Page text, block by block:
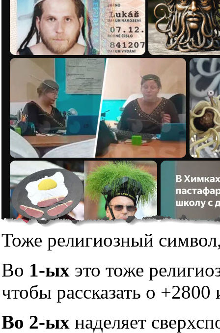
Тоже религиозный
Во 1-ых это тоже
чтобы рассказать о +2800
Во 2-ых наделяет